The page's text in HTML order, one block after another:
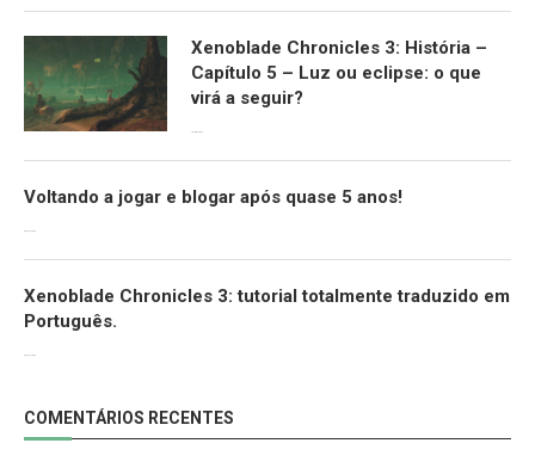
Xenoblade Chronicles 3: História –
Capítulo 5 – Luz ou eclipse: o que
virá a seguir?
Voltando a jogar e blogar após quase 5 anos!
Xenoblade Chronicles 3: tutorial totalmente traduzido em
Português.
COMENTÁRIOS RECENTES